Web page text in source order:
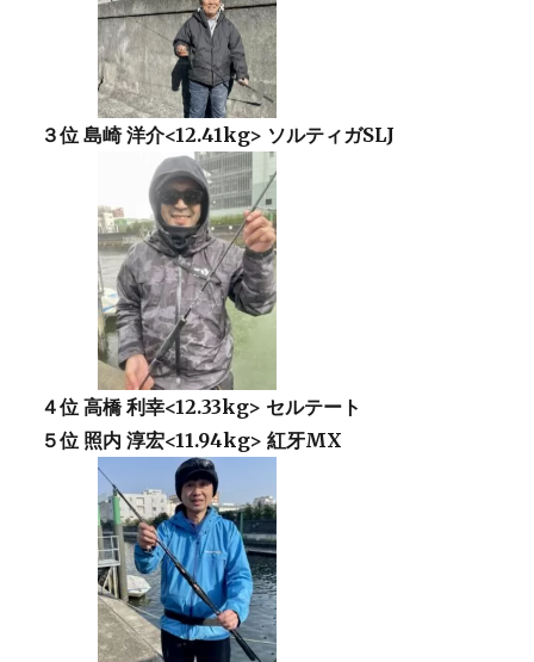
３位 島崎 洋介<12.41kg> ソルティガSLJ
４位 高橋 利幸<12.33kg> セルテート
５位 照内 淳宏<11.94kg> 紅牙MX